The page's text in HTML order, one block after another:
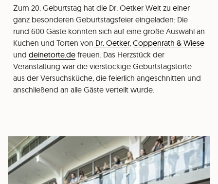
Zum 20. Geburtstag hat die Dr. Oetker Welt zu einer
ganz besonderen Geburtstagsfeier eingeladen: Die
rund 600 Gäste konnten sich auf eine große Auswahl an
Kuchen und Torten von Dr. Oetker, Coppenrath & Wiese
und deinetorte.defreuen. Das Herzstück der
Veranstaltung war die vierstöckige Geburtstagstorte
aus der Versuchsküche, die feierlich angeschnitten und
anschließend an alle Gäste verteilt wurde.